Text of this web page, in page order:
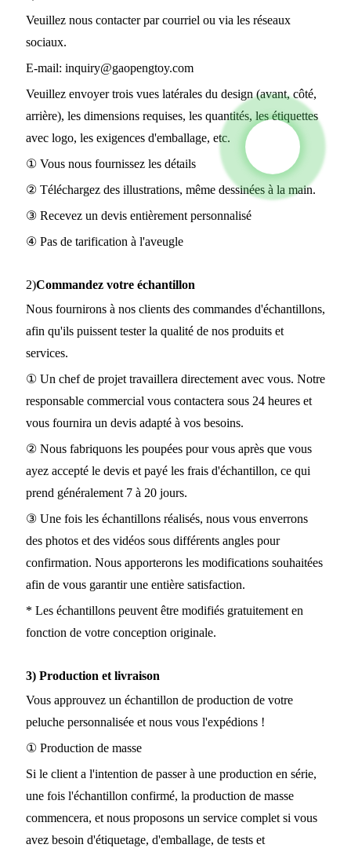
Veuillez nous contacter par courriel ou via les réseaux
sociaux.
E-mail: inquiry@gaopengtoy.com
Veuillez envoyer trois vues latérales du design (avant, côté,
arrière), les dimensions requises, les quantités, les étiquettes
avec logo, les exigences d'emballage, etc.
① Vous nous fournissez les détails
② Téléchargez des illustrations, même dessinées à la main.
③ Recevez un devis entièrement personnalisé
④ Pas de tarification à l'aveugle
2)Commandez votre échantillon
Nous fournirons à nos clients des commandes d'échantillons,
afin qu'ils puissent tester la qualité de nos produits et
services.
① Un chef de projet travaillera directement avec vous. Notre
responsable commercial vous contactera sous 24 heures et
vous fournira un devis adapté à vos besoins.
② Nous fabriquons les poupées pour vous après que vous
ayez accepté le devis et payé les frais d'échantillon, ce qui
prend généralement 7 à 20 jours.
③ Une fois les échantillons réalisés, nous vous enverrons
des photos et des vidéos sous différents angles pour
confirmation. Nous apporterons les modifications souhaitées
afin de vous garantir une entière satisfaction.
* Les échantillons peuvent être modifiés gratuitement en
fonction de votre conception originale.
3) Production et livraison
Vous approuvez un échantillon de production de votre
peluche personnalisée et nous vous l'expédions !
① Production de masse
Si le client a l'intention de passer à une production en série,
une fois l'échantillon confirmé, la production de masse
commencera, et nous proposons un service complet si vous
avez besoin d'étiquetage, d'emballage, de tests et